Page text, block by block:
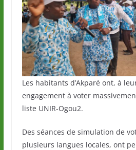
Les habitants d’Akparé ont, à
engagement à voter
liste UNIR-Ogou2.
Des séances de simulation de
plusieurs langues locales, ont